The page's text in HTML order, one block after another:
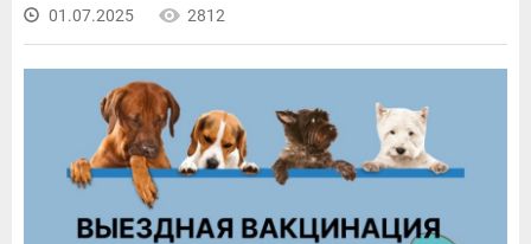
01.07.2025 2812